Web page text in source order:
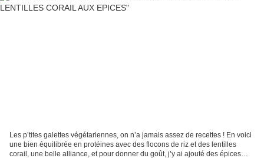
Les p’tites galettes végétariennes, on n’a jamais assez de recettes ! En voici
une bien équilibrée en protéines avec des flocons de riz et des lentilles
corail, une belle alliance, et pour donner du goût, j’y ai ajouté des épices